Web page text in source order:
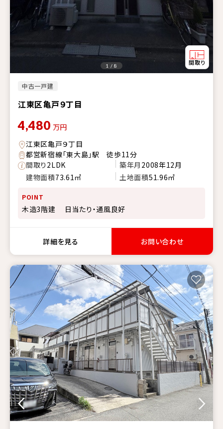
中古一戸建
江東区亀戸９丁目
1 / 8
4,480 万円
江東区亀戸９丁目
都営新宿線「東大島」駅 徒歩11分
間取り2LDK 築年月 2008年12月
建物面積73.61㎡ 土地面積51.96㎡
POINT
木造3階建 日当たり・通風良好
詳細を見る お問い合わせ